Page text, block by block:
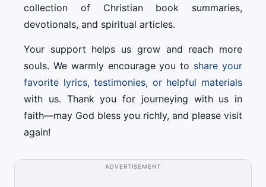
collection of Christian book summaries,
devotionals, and spiritual articles.
Your support helps us grow and reach more
souls. We warmly encourage you to share your
favorite lyrics, testimonies, or helpful materials
with us. Thank you for journeying with us in
faith—may God bless you richly, and please visit
again!
ADVERTISEMENT